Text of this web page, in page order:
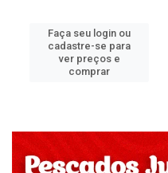
Faça seu login ou
cadastre-se para
ver preços e
comprar